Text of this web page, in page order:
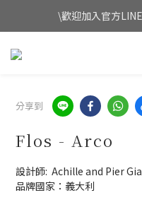
\歡迎加入官方
分享到
Flos - Arco
設計師:  Achille and Pier
品牌國家：義大利